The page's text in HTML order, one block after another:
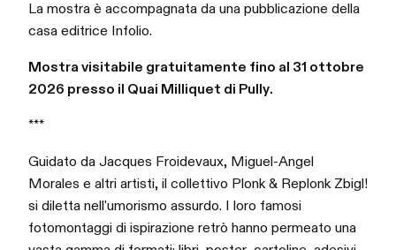
La mostra è accompagnata da una pubblicazione della
casa editrice Infolio.
Mostra visitabile gratuitamente fino al 31 ottobre
2026 presso il Quai Milliquet di Pully.
***
Guidato da Jacques Froidevaux, Miguel-Angel
Morales e altri artisti, il collettivo Plonk & Replonk Zbigl!
si diletta nell'umorismo assurdo. I loro famosi
fotomontaggi di ispirazione retrò hanno permeato una